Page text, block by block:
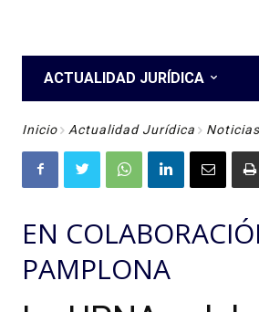
ACTUALIDAD JURÍDICA
Inicio Actualidad Jurídica
EN
PAMPLONA